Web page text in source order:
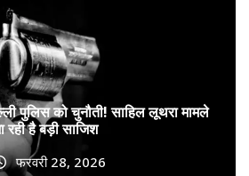
पुलिस को चुनौती! साहिल लूथरा मामले
रही है बड़ी साजिश
फरवरी 28, 2026